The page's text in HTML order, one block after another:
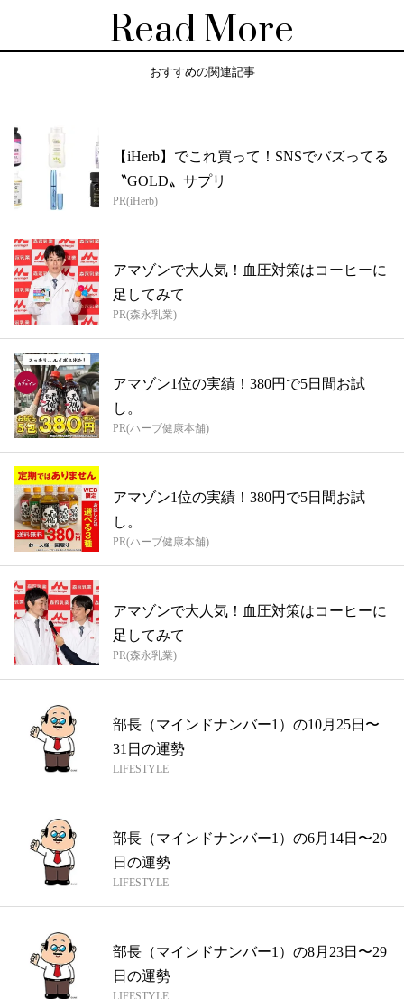
Read More
おすすめの関連記事
【iHerb】でこれ買って！SNSでバズってる
〝GOLD〟サプリ
PR(iHerb)
アマゾンで大人気！血圧対策はコーヒーに
足してみて
PR(森永乳業)
アマゾン1位の実績！380円で5日間お試
し。
PR(ハーブ健康本舗)
アマゾン1位の実績！380円で5日間お試
し。
PR(ハーブ健康本舗)
アマゾンで大人気！血圧対策はコーヒーに
足してみて
PR(森永乳業)
部長（マインドナンバー1）の10月25日〜
31日の運勢
LIFESTYLE
部長（マインドナンバー1）の6月14日〜20
日の運勢
LIFESTYLE
部長（マインドナンバー1）の8月23日〜29
日の運勢
LIFESTYLE